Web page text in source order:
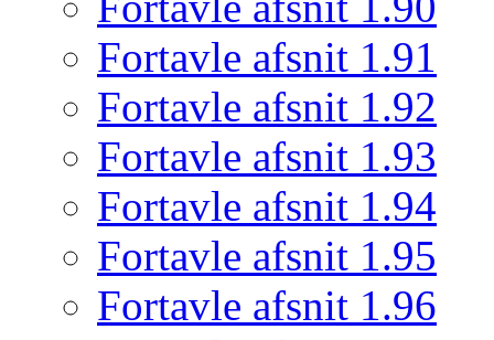
Fortavle afsnit 1.91
Fortavle afsnit 1.92
Fortavle afsnit 1.93
Fortavle afsnit 1.94
Fortavle afsnit 1.95
Fortavle afsnit 1.96